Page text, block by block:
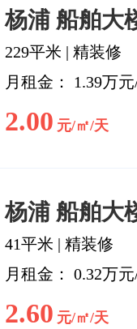
杨浦 船舶大
229平米 | 精装修
月租金： 1.39万
2.00 元/㎡/天
杨浦 船舶大
41平米 | 精装修
月租金： 0.32万
2.60 元/㎡/天